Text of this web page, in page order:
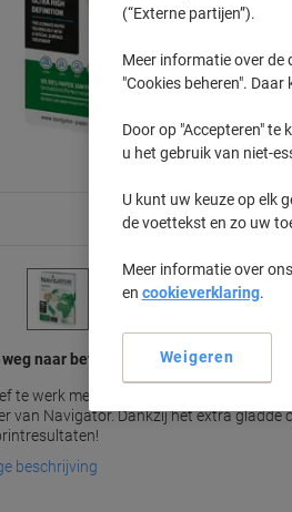
naar betere resultaten
te werk met het hoogwaardige,
van Navigator. Dankzij het extra gladde
beschrijving
(“Externe partijen”).
Meer informatie over de
"Cookies beheren".
Door op "Accepteren" te
u het gebruik van niet-
U kunt uw keuze op elk
de voettekst en zo uw
Meer informatie over
en cookieverklaring.
Weigeren